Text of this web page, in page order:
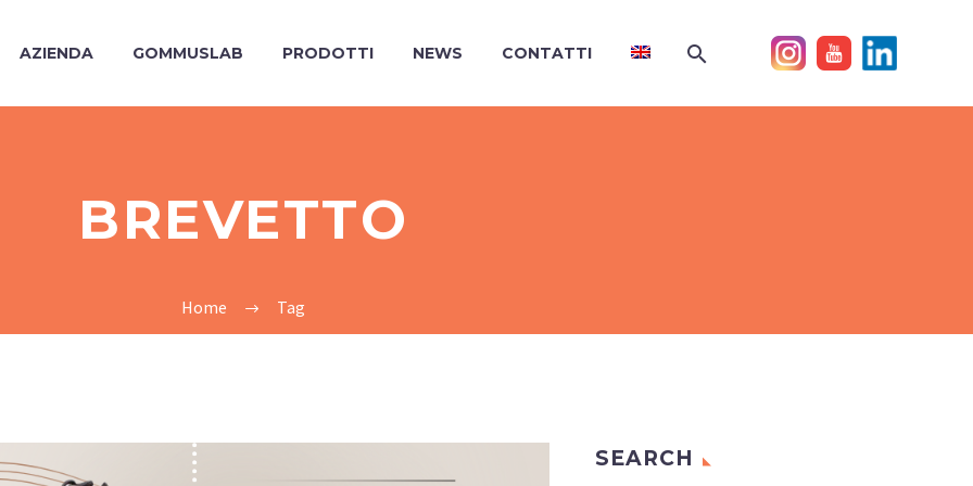
AZIENDA GOMMUSLAB PRODOTTI NEWS CONTATTI
BREVETTO
Home Tag
SEARCH